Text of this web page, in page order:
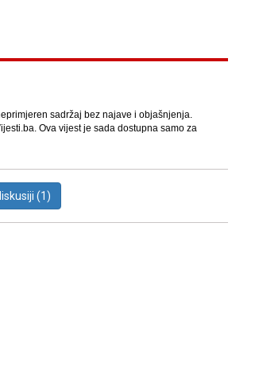
sadržaj bez najave i objašnjenja.
Ova vijest je sada dostupna samo za
(1)